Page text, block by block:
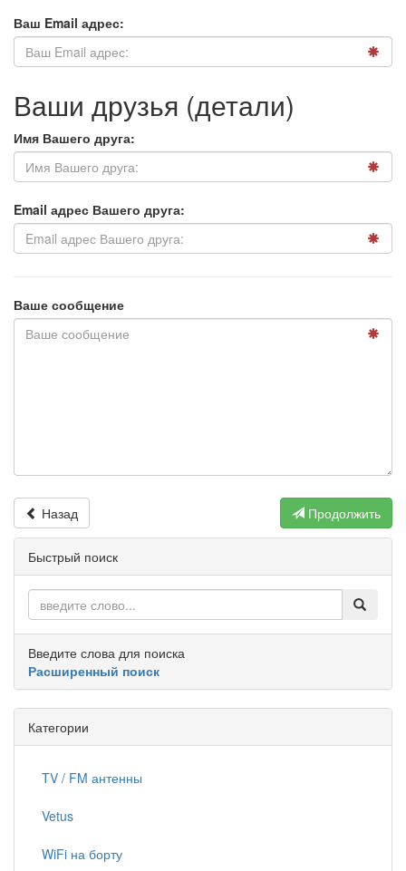
Ваш Email адрес:
Ваши друзья (детали)
Имя Вашего друга:
Email адрес Вашего друга:
Ваше сообщение
Назад Продолжить
Быстрый поиск
Введите слова для поиска
Расширенный поиск
Категории
TV / FM антенны
Vetus
WiFi на борту